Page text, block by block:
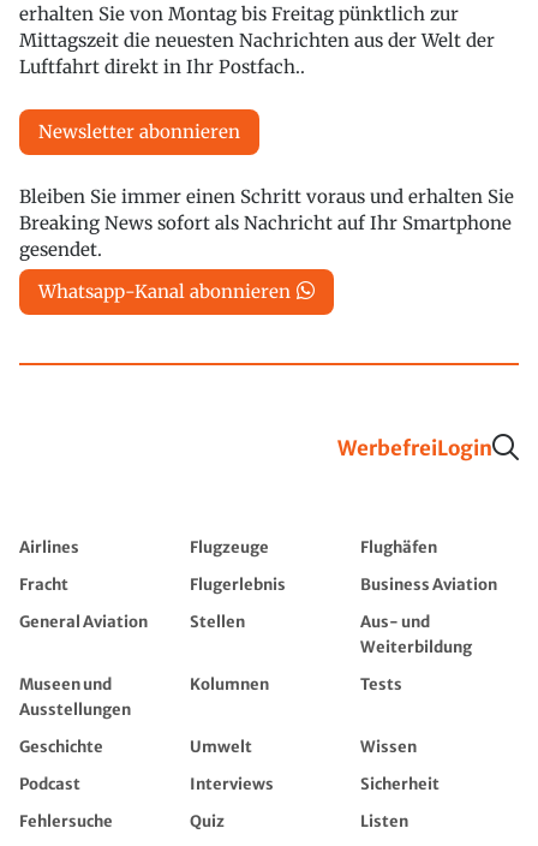
erhalten Sie von Montag bis Freitag pünktlich zur
Mittagszeit die neuesten Nachrichten aus der Welt der
Luftfahrt direkt in Ihr Postfach..
Newsletter abonnieren
Bleiben Sie immer einen Schritt voraus und erhalten Sie
Breaking News sofort als Nachricht auf Ihr Smartphone
gesendet.
Whatsapp-Kanal abonnieren
WerbefreiLogin
Airlines Flugzeuge
Flughäfen
Fracht
Flugerlebnis
Business Aviation
General Aviation
Stellen
Aus- und
Weiterbildung
Museen und
Ausstellungen
Kolumnen Tests
Geschichte Umwelt
Wissen
Podcast
Interviews
Sicherheit
Fehlersuche
Quiz
Listen